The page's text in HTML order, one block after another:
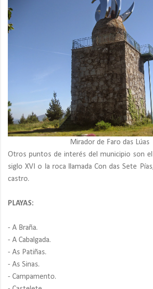
Mirador de Faro das Lúas
Otros puntos de interés del municipio son el
siglo XVI o la roca llamada Con das Sete
castro.
PLAYAS:
- A Braña.
- A Cabalgada.
- As Patiñas.
- As Sinas.
- Campamento.